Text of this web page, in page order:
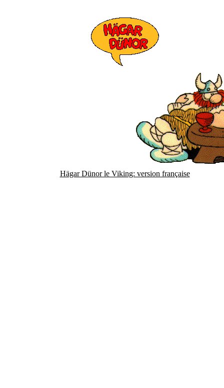
Hägar Dünor le Viking: version française